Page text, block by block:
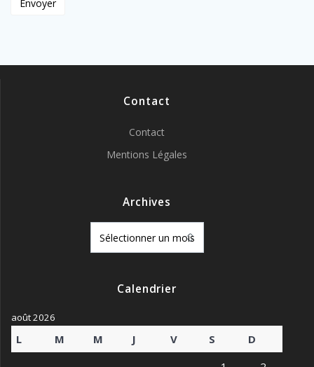
Contact
Contact
Mentions Légales
Archives
Calendrier
août 2026
L M M J V S
D